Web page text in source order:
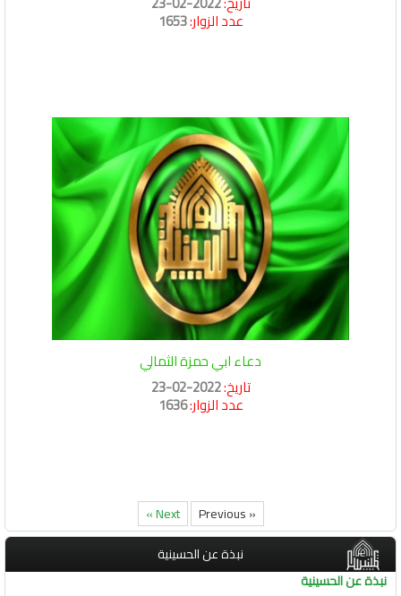
عدد الزوار:1653
دعاء ابي حمزة الثمالي
تاريخ:2022-02-23
عدد الزوار:1636
« Previous
Next »
نبذة عن الحسينية
نبذة عن الحسينية